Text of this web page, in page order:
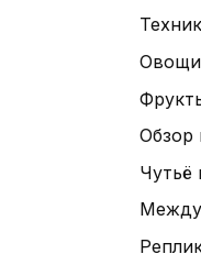
Овощи
Обзор
Чутьё